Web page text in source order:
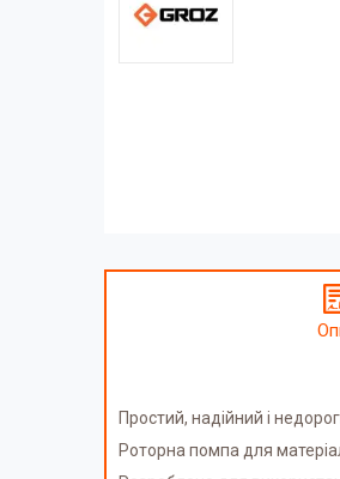
Простий, надійний і
Роторна помпа для